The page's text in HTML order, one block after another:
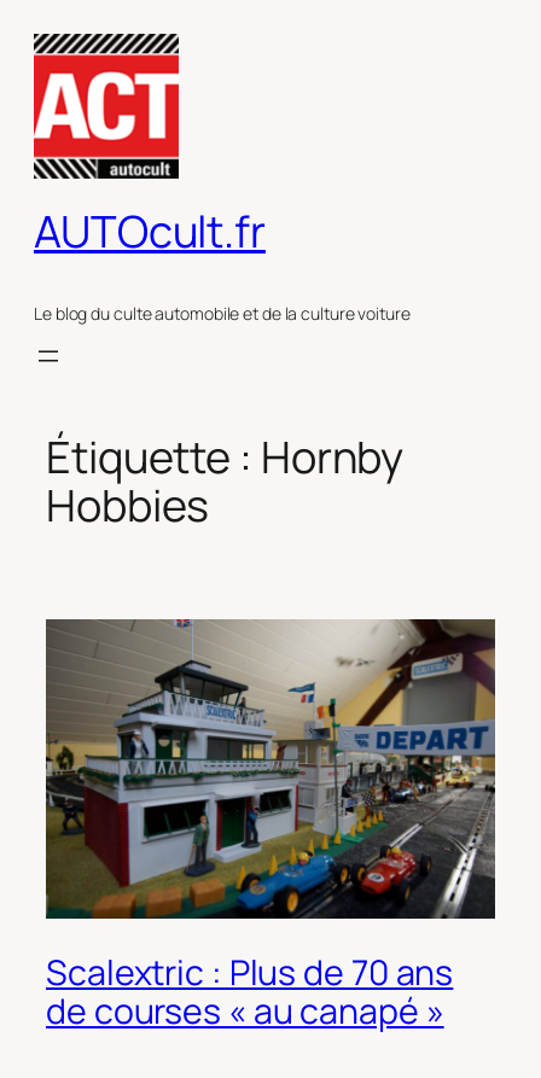
contenu
AUTOcult.fr
Le blog du culte automobile et de la culture voiture
Étiquette : Hornby
Hobbies
Scalextric : Plus de 70 ans
de courses « au canapé »